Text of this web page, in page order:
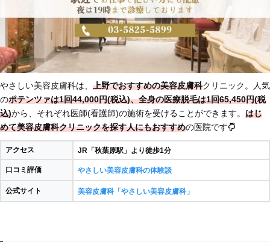
やさしい美容皮膚科は、 上野でおすすめの美容皮膚科クリニック。人気
のポテンツァは1回44,000円(税込)、全身の医療脱毛は1回65,450円(税
込)から、それぞれ医師(看護師)の施術を受けることができます。 はじ
めて美容皮膚科クリニックを探す人にもおすすめの医院です
アクセス JR「秋葉原駅」より徒歩1分
口コミ評価 やさしい美容皮膚科の体験談
公式サイト 美容皮膚科「やさしい美容皮膚科」